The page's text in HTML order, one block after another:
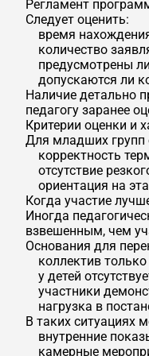
Регламент
Следует оценить:
время
количество
предусмотрены
допускаются ли
Наличие детально
педагогу заранее
Критерии оценки и
Для младших групп
корректность
отсутствие
ориентация на
Когда участие
Иногда
взвешенным, чем
Основания для
коллектив
у детей
участники
нагрузка в
В таких ситуациях
внутренние
камерные